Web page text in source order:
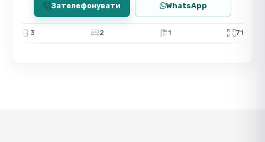
Зателефонувати WhatsApp
3 2 1 71